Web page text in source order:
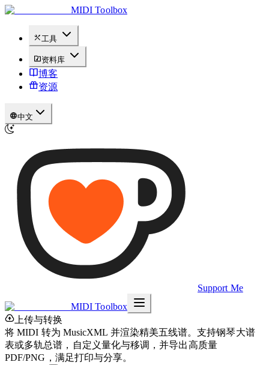
MIDI Toolbox
工具
资料库
博客
资源
中文
Support Me
MIDI Toolbox
上传与转换
将 MIDI 转为 MusicXML 并渲染精美五线谱。支持钢琴大谱
表或多轨总谱，自定义量化与移调，并导出高质量
PDF/PNG，满足打印与分享。